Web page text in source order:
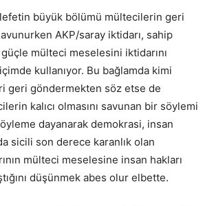
büyük bölümü mültecilerin geri
AKP/saray iktidarı, sahip
mülteci meselesini iktidarını
kullanıyor. Bu bağlamda kimi
geri göndermekten söz etse de
kalıcı olmasını savunan bir söylemi
dayanarak demokrasi, insan
sicili son derece karanlık olan
mülteci meselesine insan hakları
düşünmek abes olur elbette.